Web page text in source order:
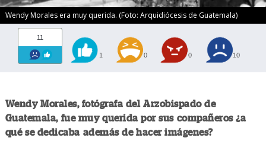
Wendy Morales era muy querida. (Foto: Arquidiócesis de Guatemala)
11
1 0 0 10
Wendy Morales, fotógrafa del Arzobispado de
Guatemala, fue muy querida por sus compañeros ¿a
qué se dedicaba además de hacer imágenes?